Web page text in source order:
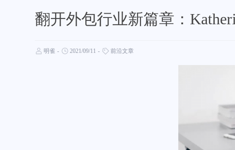
翻开外包行业新篇章：
明雀 - 2021/09/11 - 前沿文章